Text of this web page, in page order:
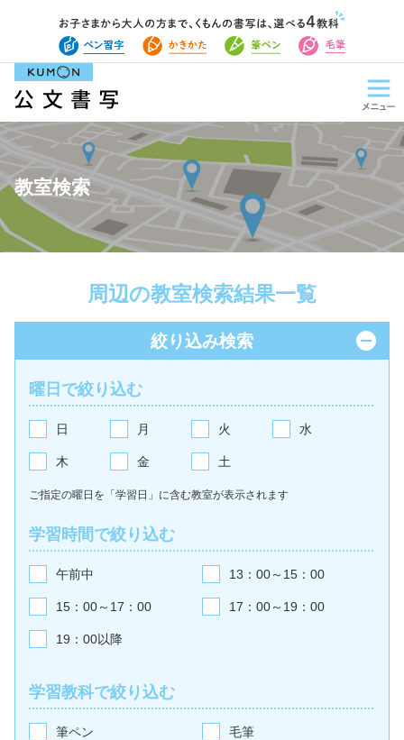
教室検索
周辺の教室検索結果一覧
絞り込み検索
曜日で絞り込む
日 月 火 水
木 金 土
ご指定の曜日を「学習日」に含む教室が表示されます
学習時間で絞り込む
午前中 13：00～15：00
15：00～17：00 17：00～19：00
19：00以降
学習教科で絞り込む
筆ペン 毛筆